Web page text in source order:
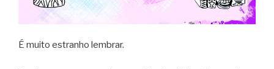
É muito estranho lembrar.